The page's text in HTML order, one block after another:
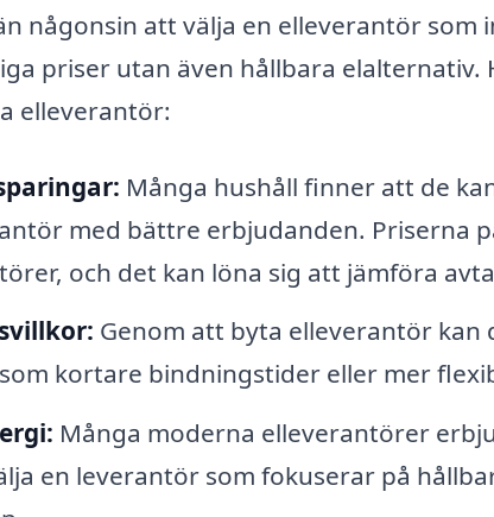
någonsin att välja en elleverantör som
priser utan även hållbara elalternativ.
elleverantör:
Många hushåll finner att de
med bättre erbjudanden. Priserna
och det kan löna sig att jämföra
Genom att byta elleverantör kan
kortare bindningstider eller mer
Många moderna elleverantörer
en leverantör som fokuserar på